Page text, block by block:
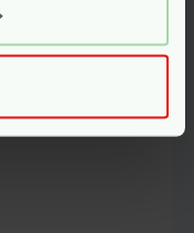
Bekijken